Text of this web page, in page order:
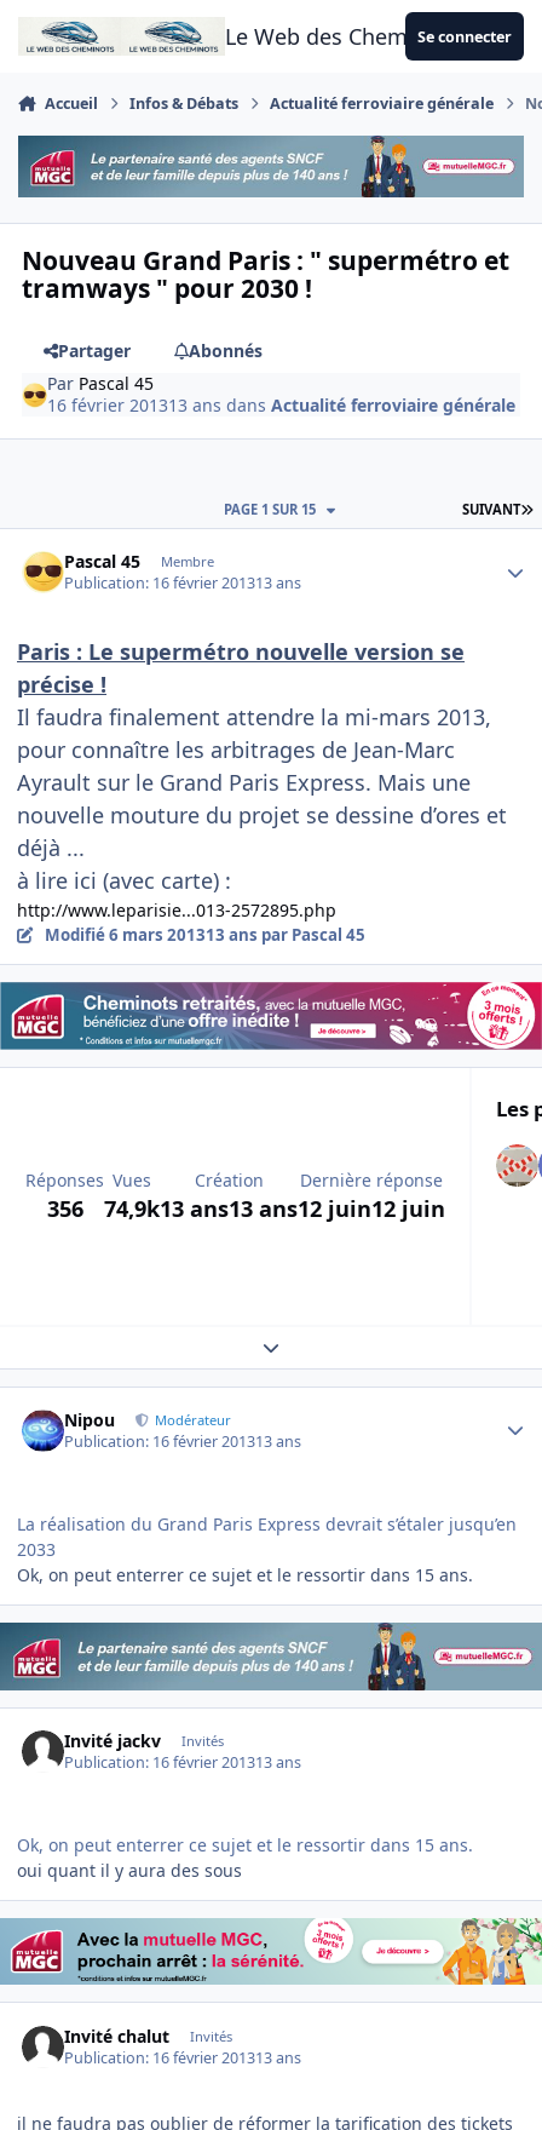
Aller au contenu
Le Web des CheminotsSe connecter
Accueil Infos & Débats Actualité ferroviaire générale
Nouveau Grand Paris : " supermétro et
tramways " pour 2030 !
Partager
Abonnés
Par Pascal 45
16 février 201313 ans dansActualité ferroviaire générale
SUIVANT
PAGE 1 SUR 15
Pascal 45 Membre
Publication: 16 février 201313 ans
Paris : Le supermétro nouvelle version se
précise !
Il faudra finalement attendre la mi-mars 2013,
pour connaître les arbitrages de Jean-Marc
Ayrault sur le Grand Paris Express. Mais une
nouvelle mouture du projet se dessine d’ores et
déjà ...
à lire ici (avec carte) :
http://www.leparisie...013-2572895.php
Modifié6 mars 201313 ans par Pascal 45
Réponses
356
Vues
74,9k
Création
13 ans13 ans
Dernière réponse
12 juin12 juin
Les
Expand topic overview
Nipou Modérateur
Publication: 16 février 201313 ans
La réalisation du Grand Paris Express devrait s’étaler jusqu’en
2033
Ok, on peut enterrer ce sujet et le ressortir dans 15 ans.
Invité jackv Invités
Publication: 16 février 201313 ans
Ok, on peut enterrer ce sujet et le ressortir dans 15 ans.
oui quant il y aura des sous
Invité chalut Invités
Publication: 16 février 201313 ans
il ne faudra pas oublier de réformer la tarification des tickets